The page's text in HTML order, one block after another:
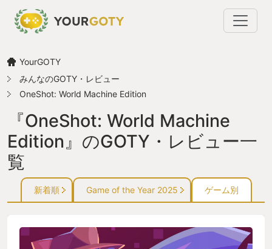
YourGOTY
みんなのGOTY・レビュー
OneShot: World Machine Edition
『OneShot: World Machine
Edition』のGOTY・レビュー一
覧
新着順 Game of the Year 2025 ゲーム別